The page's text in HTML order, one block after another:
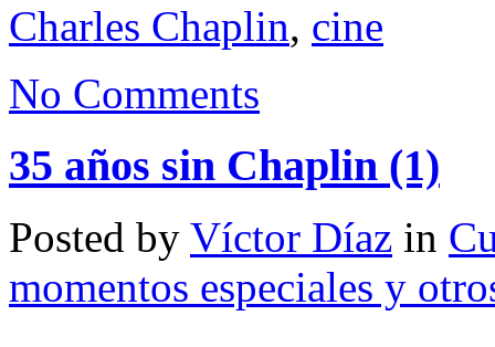
Charles Chaplin, cine
No Comments
35 años sin Chaplin (1)
Posted by Víctor Díaz in
momentos especiales y